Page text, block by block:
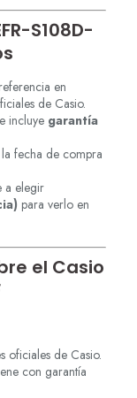
S108D-
en
de Casio.
incluye garantía
fecha de compra
a elegir
para verlo en
el Casio
oficiales de Casio.
con garantía